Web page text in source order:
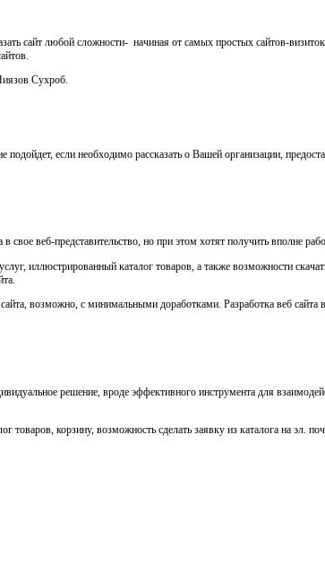
сайт любой сложности- начиная от самых простых сайтов-
Сухроб.
если необходимо рассказать о Вашей организации,
веб-представительство, но при этом хотят получить вполне
иллюстрированный каталог товаров, а также возможности
возможно, с минимальными доработками. Разработка веб сайта
решение, вроде эффективного инструмента для
корзину, возможность сделать заявку из каталога на эл.